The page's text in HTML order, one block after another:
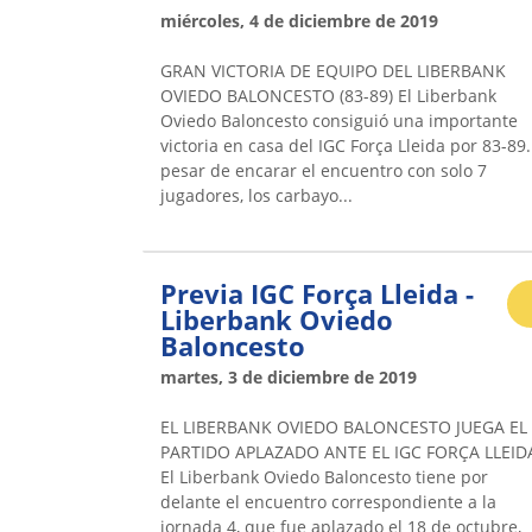
miércoles, 4 de diciembre de 2019
GRAN VICTORIA DE EQUIPO DEL LIBERBANK
OVIEDO BALONCESTO (83-89) El Liberbank
Oviedo Baloncesto consiguió una importante
victoria en casa del IGC Força Lleida por 83-
pesar de encarar el encuentro con solo 7
jugadores, los carbayo...
Previa IGC Força Lleida -
Liberbank Oviedo
Baloncesto
martes, 3 de diciembre de 2019
EL LIBERBANK OVIEDO BALONCESTO JUEGA EL
PARTIDO APLAZADO ANTE EL IGC FORÇA
El Liberbank Oviedo Baloncesto tiene por
delante el encuentro correspondiente a la
jornada 4, que fue aplazado el 18 de octubre,